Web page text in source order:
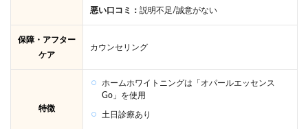
悪い口コミ： 説明不足/誠意がない
保障・アフター
ケア
カウンセリング
特徴
ホームホワイトニングは「オパールエッセンス
Go」を使用
土日診療あり